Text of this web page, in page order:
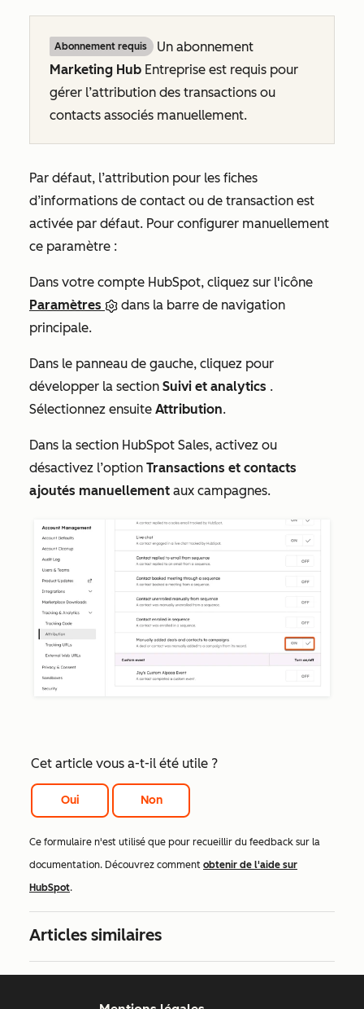
Abonnement requis
Un abonnement
Marketing Hub Entreprise est requis pour
gérer l’attribution des transactions ou
contacts associés manuellement.
Par défaut, l’attribution pour les fiches
d’informations de contact ou de transaction est
activée par défaut. Pour configurer manuellement
ce paramètre :
Dans votre compte HubSpot, cliquez sur l'icône
Paramètres
dans la barre de navigation
principale.
Dans le panneau de gauche, cliquez pour
développer la section Suivi et analytics .
Sélectionnez ensuite Attribution.
Dans la section HubSpot Sales, activez ou
désactivez l’option Transactions et contacts
ajoutés manuellement aux campagnes.
Cet article vous a-t-il été utile ?
Oui Non
Ce formulaire n'est utilisé que pour recueillir du feedback sur la
documentation. Découvrez comment obtenir de l'aide sur
HubSpot.
Articles similaires